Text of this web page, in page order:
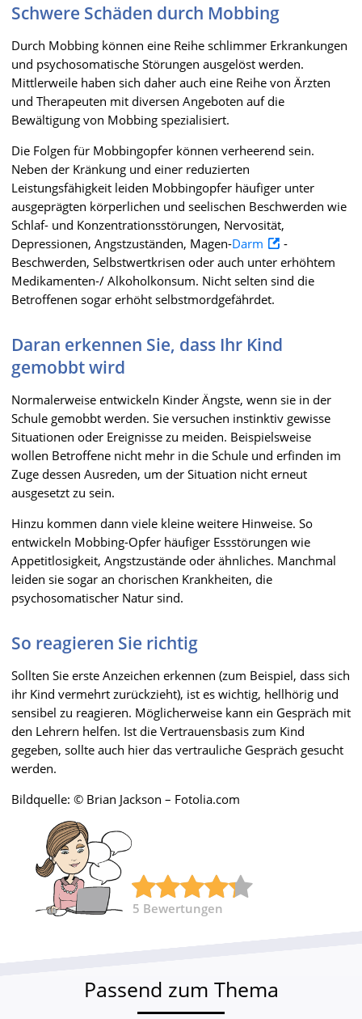
Schwere Schäden durch Mobbing
Durch Mobbing können eine Reihe schlimmer Erkrankungen
und psychosomatische Störungen ausgelöst werden.
Mittlerweile haben sich daher auch eine Reihe von Ärzten
und Therapeuten mit diversen Angeboten auf die
Bewältigung von Mobbing spezialisiert.
Die Folgen für Mobbingopfer können verheerend sein.
Neben der Kränkung und einer reduzierten
Leistungsfähigkeit leiden Mobbingopfer häufiger unter
ausgeprägten körperlichen und seelischen Beschwerden wie
Schlaf- und Konzentrationsstörungen, Nervosität,
Depressionen, Angstzuständen, Magen-Darm
-
Beschwerden, Selbstwertkrisen oder auch unter erhöhtem
Medikamenten-/ Alkoholkonsum. Nicht selten sind die
Betroffenen sogar erhöht selbstmordgefährdet.
Daran erkennen Sie, dass Ihr Kind
gemobbt wird
Normalerweise entwickeln Kinder Ängste, wenn sie in der
Schule gemobbt werden. Sie versuchen instinktiv gewisse
Situationen oder Ereignisse zu meiden. Beispielsweise
wollen Betroffene nicht mehr in die Schule und erfinden im
Zuge dessen Ausreden, um der Situation nicht erneut
ausgesetzt zu sein.
Hinzu kommen dann viele kleine weitere Hinweise. So
entwickeln Mobbing-Opfer häufiger Essstörungen wie
Appetitlosigkeit, Angstzustände oder ähnliches. Manchmal
leiden sie sogar an chorischen Krankheiten, die
psychosomatischer Natur sind.
So reagieren Sie richtig
Sollten Sie erste Anzeichen erkennen (zum Beispiel, dass sich
ihr Kind vermehrt zurückzieht), ist es wichtig, hellhörig und
sensibel zu reagieren. Möglicherweise kann ein Gespräch mit
den Lehrern helfen. Ist die Vertrauensbasis zum Kind
gegeben, sollte auch hier das vertrauliche Gespräch gesucht
werden.
Bildquelle: © Brian Jackson – Fotolia.com
5 Bewertungen
Passend zum Thema